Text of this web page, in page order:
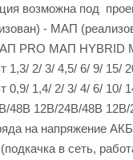
возможна под
- МАП
МАП HYBRID
1,3/ 2/ 3/ 4,5/ 6/ 9/ 15/
0,9/ 1,4/ 2/ 3/ 4/ 6/ 10/
12В/24В/48В 12В/
на напряжение
(подкачка в сеть,